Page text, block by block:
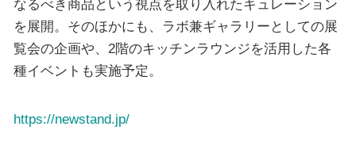
なるべき商品という視点を取り入れたキュレーション
を展開。そのほかにも、ラボ兼ギャラリーとしての展
覧会の企画や、2階のキッチンラウンジを活用した各
種イベントも実施予定。
https://newstand.jp/